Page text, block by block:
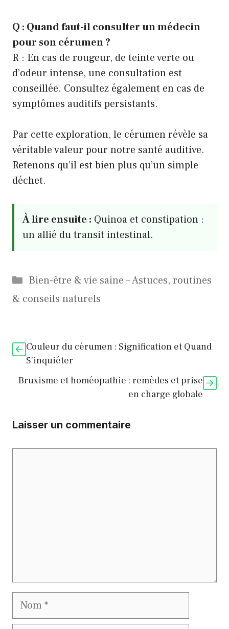
Q : Quand faut-il consulter un médecin
pour son cérumen ?
R : En cas de rougeur, de teinte verte ou
d’odeur intense, une consultation est
conseillée. Consultez également en cas de
symptômes auditifs persistants.
Par cette exploration, le cérumen révèle sa
véritable valeur pour notre santé auditive.
Retenons qu’il est bien plus qu’un simple
déchet.
À lire ensuite : Quinoa et constipation :
un allié du transit intestinal.
Catégories
Bien-être & vie saine – Astuces, routines
& conseils naturels
Couleur du cérumen : Signification et Quand
S’inquiéter
Bruxisme et homéopathie : remèdes et prise
en charge globale
Laisser un commentaire
Nom